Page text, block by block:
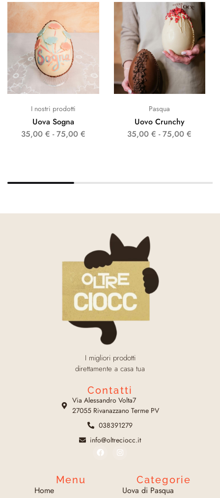
I nostri prodotti
Uova Sogna
35,00 € - 75,00 €
Pasqua
Uovo Crunchy
35,00€ - 75,00€
I migliori prodotti
direttamente a casa tua
Contatti
Via Alessandro Volta7
27055 Rivanazzano Terme PV
038391279
info@oltreciocc.it
Menu
Home
Categorie
Uova di Pasqua